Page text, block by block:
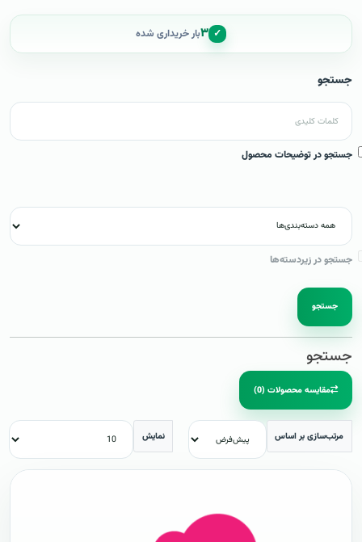
✓ ۳بار خریداری شده
جستجو
جستجو در توضیحات محصول
جستجو در زیردسته‌ها
جستجو
جستجو
مقایسه محصولات (0)
مرتب‌سازی بر اساس نمایش